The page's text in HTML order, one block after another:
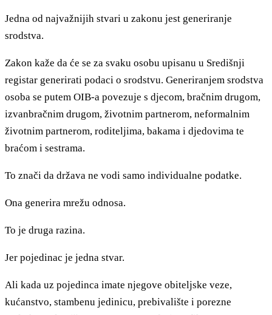
Jedna od najvažnijih stvari u zakonu jest generiranje
srodstva.
Zakon kaže da će se za svaku osobu upisanu u Središnji
registar generirati podaci o srodstvu. Generiranjem srodstva
osoba se putem OIB-a povezuje s djecom, bračnim drugom,
izvanbračnim drugom, životnim partnerom, neformalnim
životnim partnerom, roditeljima, bakama i djedovima te
braćom i sestrama.
To znači da država ne vodi samo individualne podatke.
Ona generira mrežu odnosa.
To je druga razina.
Jer pojedinac je jedna stvar.
Ali kada uz pojedinca imate njegove obiteljske veze,
kućanstvo, stambenu jedinicu, prebivalište i porezne